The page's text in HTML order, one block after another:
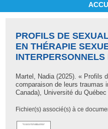
PROFILS DE
EN THÉRAPIE
Martel, Nadia(2025). « Profils
comparaison de leurs traumas
Canada), Université du
Fichier(s) associé(s) à ce